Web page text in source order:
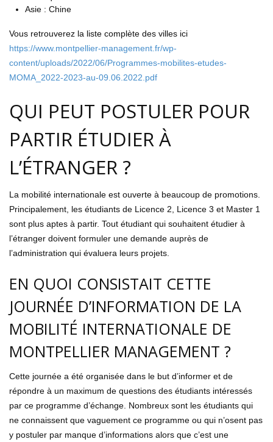
Asie: Chine
Vous retrouverez la liste complète des villes ici
https://www.montpellier-management.fr/wp-
content/uploads/2022/06/Programmes-mobilites-etudes-
MOMA_2022-2023-au-09.06.2022.pdf
QUI PEUT POSTULER POUR
PARTIR ÉTUDIER À
L’ÉTRANGER ?
La mobilité internationale est ouverte à beaucoup de promotions.
Principalement, les étudiants de Licence 2, Licence 3 et Master 1
sont plus aptes à partir. Tout étudiant qui souhaitent étudier à
l’étranger doivent formuler une demande auprès de
l’administration qui évaluera leurs projets.
EN QUOI CONSISTAIT CETTE
JOURNÉE D’INFORMATION DE LA
MOBILITÉ INTERNATIONALE DE
MONTPELLIER MANAGEMENT ?
Cette journée a été organisée dans le but d’informer et de
répondre à un maximum de questions des étudiants intéressés
par ce programme d’échange. Nombreux sont les étudiants qui
ne connaissent que vaguement ce programme ou qui n’osent pas
y postuler par manque d’informations alors que c’est une